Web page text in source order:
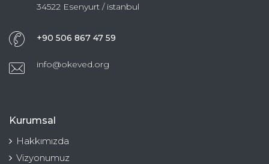
34522 Esenyurt / istanbul
+90 506 867 47 59
info@okeved.org
Kurumsal
Hakkımızda
Vizyonumuz